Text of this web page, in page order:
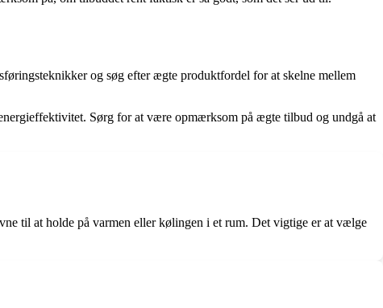
og søg efter ægte produktfordel for at skelne mellem
Sørg for at være opmærksom på ægte tilbud og undgå at
til at holde på varmen eller kølingen i et rum. Det vigtige er at vælge